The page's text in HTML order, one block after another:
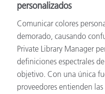
personalizados
Comunicar colores
demorado, causando
Private Library Manager
definiciones espectrales
objetivo. Con una única
proveedores entienden